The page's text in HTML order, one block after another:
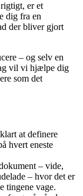
er et
dig fra en
der bliver gjort
– og selv en
vil vi hjælpe dig
som det
at definere
hvert eneste
– vide,
– hvor det er
tingene vage.